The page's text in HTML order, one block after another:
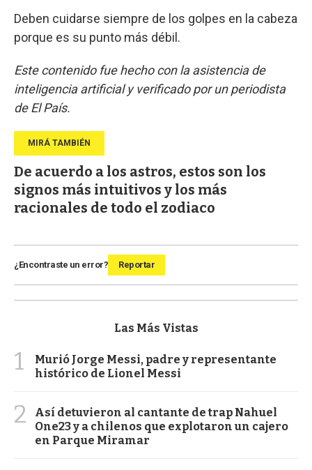
Deben cuidarse siempre de los golpes en la cabeza
porque es su punto más débil.
Este contenido fue hecho con la asistencia de
inteligencia artificial y verificado por un periodista
de El País.
De acuerdo a los astros, estos son los
signos más intuitivos y los más
racionales de todo el zodiaco
¿Encontraste un error? Reportar
Las Más Vistas
1
Murió Jorge Messi, padre y representante
histórico de Lionel Messi
2
Así detuvieron al cantante de trap Nahuel
One23 y a chilenos que explotaron un cajero
en Parque Miramar